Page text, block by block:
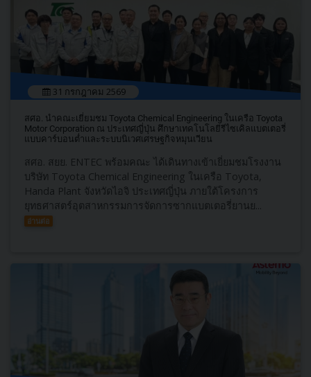
31 กรกฎาคม 2569
สศอ. นำคณะเยี่ยมชม Toyota Chemical Engineering ในเครือ Toyota
Motor Corporation ณ ประเทศญี่ปุ่น ศึกษาเทคโนโลยีรีไซเคิลแบตเตอรี่
แบบคาร์บอนต่ำและระบบนิเวศเศรษฐกิจหมุนเวียน
สศอ. สยย. ENTEC พร้อมคณะ ได้เดินทางเข้าเยี่ยมชมโรงงาน
บริษัท Toyota Chemical Engineering ในเครือ Toyota,
Handa Plant จังหวัดไอจิ ประเทศญี่ปุ่น ภายใต้โครงการ
ยุทธศาสตร์อุตสาหกรรมการจัดการซากแบตเตอรี่ยานย...
อ่านต่อ